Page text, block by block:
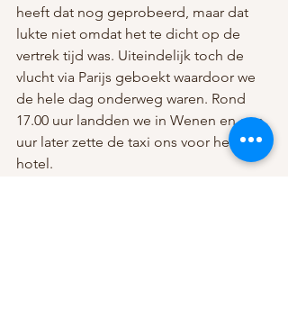
heeft dat nog geprobeerd, maar dat
lukte niet omdat het te dicht op de
vertrek tijd was. Uiteindelijk toch de
vlucht via Parijs geboekt waardoor we
de hele dag onderweg waren. Rond
17.00 uur landden we in Wenen en een
uur later zette de taxi ons voor het
hotel.